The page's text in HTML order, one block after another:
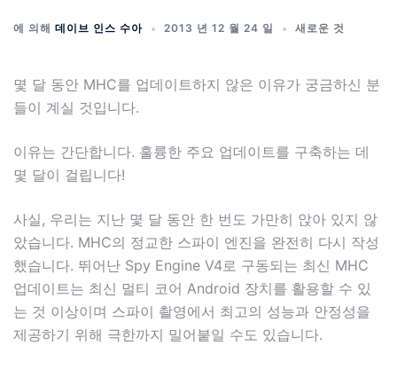
에 의해 데이브 인스 수아 2013 년 12 월 24 일 새로운 것
몇 달 동안 MHC를 업데이트하지 않은 이유가 궁금하신 분
들이 계실 것입니다.
이유는 간단합니다. 훌륭한 주요 업데이트를 구축하는 데
몇 달이 걸립니다!
사실, 우리는 지난 몇 달 동안 한 번도 가만히 앉아 있지 않
았습니다. MHC의 정교한 스파이 엔진을 완전히 다시 작성
했습니다. 뛰어난 Spy Engine V4로 구동되는 최신 MHC
업데이트는 최신 멀티 코어 Android 장치를 활용할 수 있
는 것 이상이며 스파이 촬영에서 최고의 성능과 안정성을
제공하기 위해 극한까지 밀어붙일 수도 있습니다.